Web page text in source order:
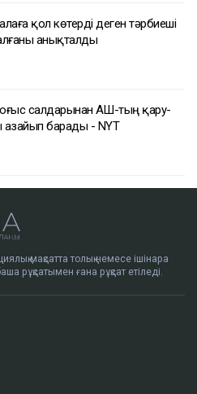
қол көтерді деген тәрбиеші
анықталды
салдарынан АҚШ-тың қару-
барады - NYT
мақсатта толық немесе ішінара
рұқсатымен ғана рұқсат етіледі.